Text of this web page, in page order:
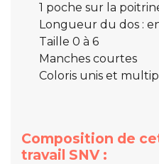
1 poche sur la
Longueur du dos :
Taille 0 à 6
Manches courtes
Coloris unis et
Composition de
travail SNV :